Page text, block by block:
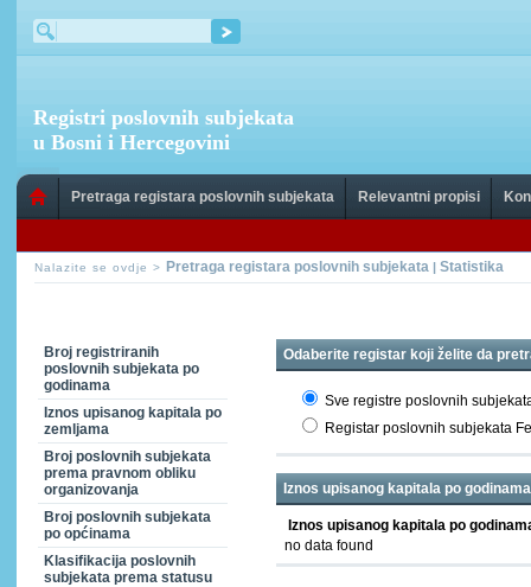
Registri poslovnih subjekata
u Bosni i Hercegovini
Pretraga registara poslovnih subjekata Relevantni propisi
Nalazite se ovdje > Pretraga registara poslovnih subjekata | Statistika
Broj registriranih
poslovnih subjekata po
godinama
Iznos upisanog kapitala po
zemljama
Broj poslovnih subjekata
prema pravnom obliku
organizovanja
Broj poslovnih subjekata
po općinama
Klasifikacija poslovnih
subjekata prema statusu
Odaberite registar koji želite da
Sve registre poslovnih
Registar poslovnih subjekata
Iznos upisanog kapitala po godinama
Iznos upisanog kapitala po
no data found